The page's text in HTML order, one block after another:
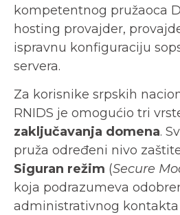
kompetentnog pružaoca
hosting provajder,
ispravnu konfiguraciju
servera.
Za korisnike srpskih
RNIDS je omogućio tri
zaključavanja domena.
pruža određeni nivo
Siguran režim (Secure
koja podrazumeva
administrativnog kontakta